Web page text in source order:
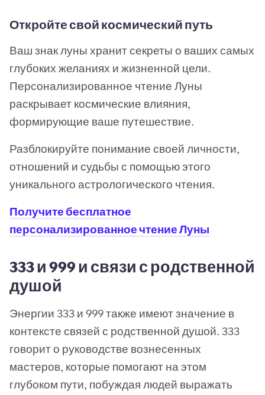
Откройте свой космический путь
Ваш знак луны хранит секреты о ваших самых
глубоких желаниях и жизненной цели.
Персонализированное чтение Луны
раскрывает космические влияния,
формирующие ваше путешествие.
Разблокируйте понимание своей личности,
отношений и судьбы с помощью этого
уникального астрологического чтения.
Получите бесплатное
персонализированное чтение Луны
333 и 999 и связи с родственной
душой
Энергии 333 и 999 также имеют значение в
контексте связей с родственной душой. 333
говорит о руководстве вознесенных
мастеров, которые помогают на этом
глубоком пути, побуждая людей выражать